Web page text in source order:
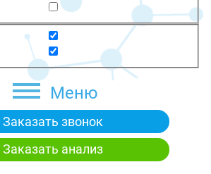
Меню
Заказать звонок
Заказать анализ